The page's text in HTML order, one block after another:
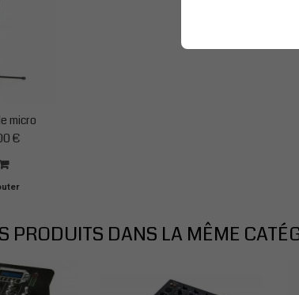
micro
€
PRODUITS DANS LA MÊME